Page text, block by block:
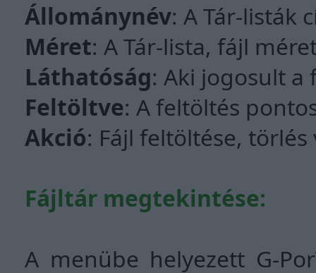
Állománynév: A Tár-listák
Méret: A Tár-lista, fájl
Láthatóság: Aki jogosult a
Feltöltve: A feltöltés
Akció: Fájl feltöltése,
Fájltár megtekintése:
A menübe helyezett G-